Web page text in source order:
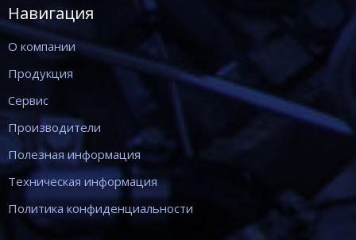
Навигация
О компании
Продукция
Сервис
Производители
Полезная информация
Техническая информация
Политика конфиденциальности